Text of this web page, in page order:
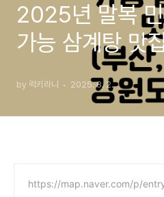
2025년 말복
가능 삼계탕 맛
도,강원도,대구)
by 럭키라니 2025. 8. 2.
https://map.naver.com/p/